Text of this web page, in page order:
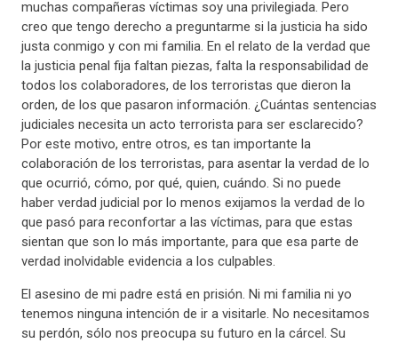
muchas compañeras víctimas soy una privilegiada. Pero
creo que tengo derecho a preguntarme si la justicia ha sido
justa conmigo y con mi familia. En el relato de la verdad que
la justicia penal fija faltan piezas, falta la responsabilidad de
todos los colaboradores, de los terroristas que dieron la
orden, de los que pasaron información. ¿Cuántas sentencias
judiciales necesita un acto terrorista para ser esclarecido?
Por este motivo, entre otros, es tan importante la
colaboración de los terroristas, para asentar la verdad de lo
que ocurrió, cómo, por qué, quien, cuándo. Si no puede
haber verdad judicial por lo menos exijamos la verdad de lo
que pasó para reconfortar a las víctimas, para que estas
sientan que son lo más importante, para que esa parte de
verdad inolvidable evidencia a los culpables.
El asesino de mi padre está en prisión. Ni mi familia ni yo
tenemos ninguna intención de ir a visitarle. No necesitamos
su perdón, sólo nos preocupa su futuro en la cárcel. Su